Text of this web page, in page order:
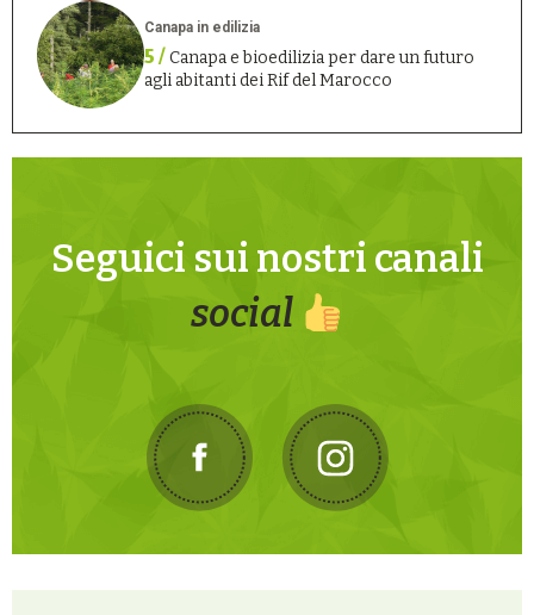
Canapa in edilizia
5 /Canapa e bioedilizia per dare un futuro
agli abitanti dei Rif del Marocco
Seguici sui nostri canali
social